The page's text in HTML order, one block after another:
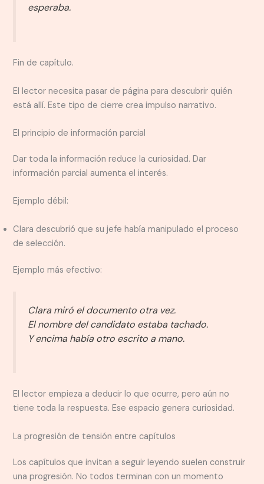
esperaba.
Fin de capítulo.
El lector necesita pasar de página para descubrir quién
está allí. Este tipo de cierre crea impulso narrativo.
El principio de información parcial
Dar toda la información reduce la curiosidad. Dar
información parcial aumenta el interés.
Ejemplo débil:
Clara descubrió que su jefe había manipulado el proceso
de selección.
Ejemplo más efectivo:
Clara miró el documento otra vez.
El nombre del candidato estaba tachado.
Y encima había otro escrito a mano.
El lector empieza a deducir lo que ocurre, pero aún no
tiene toda la respuesta. Ese espacio genera curiosidad.
La progresión de tensión entre capítulos
Los capítulos que invitan a seguir leyendo suelen construir
una progresión. No todos terminan con un momento